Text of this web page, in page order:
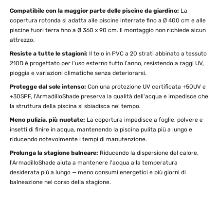
Compatibile con la maggior parte delle piscine da giardino: La
copertura rotonda si adatta alle piscine interrate fino a Ø 400 cm e alle
piscine fuori terra fino a Ø 360 x 90 cm. Il montaggio non richiede alcun
attrezzo.
Resiste a tutte le stagioni: Il telo in PVC a 20 strati abbinato a tessuto
210D è progettato per l'uso esterno tutto l'anno, resistendo a raggi UV,
pioggia e variazioni climatiche senza deteriorarsi.
Protegge dal sole intenso: Con una protezione UV certificata +50UV e
+30SPF, l'ArmadilloShade preserva la qualità dell'acqua e impedisce che
la struttura della piscina si sbiadisca nel tempo.
Meno pulizia, più nuotate: La copertura impedisce a foglie, polvere e
insetti di finire in acqua, mantenendo la piscina pulita più a lungo e
riducendo notevolmente i tempi di manutenzione.
Prolunga la stagione balneare: Riducendo la dispersione del calore,
l'ArmadilloShade aiuta a mantenere l'acqua alla temperatura
desiderata più a lungo — meno consumi energetici e più giorni di
balneazione nel corso della stagione.